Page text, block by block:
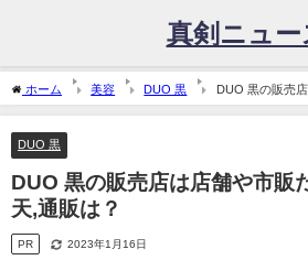
真剣ニュー
ホーム 美容 DUO 黒
DUO 黒の販売
楽天,通販は？
DUO 黒
DUO 黒の販売店は店舗や市
天,通販は？
PR 2023年1月16日